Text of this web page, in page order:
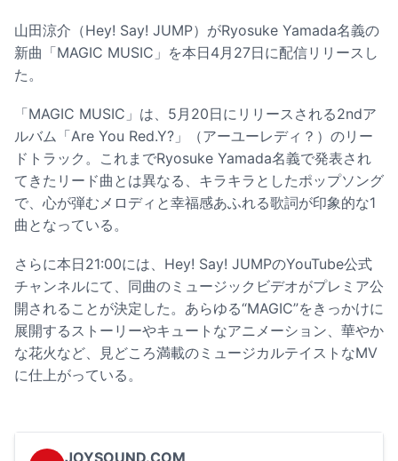
山田涼介（Hey! Say! JUMP）がRyosuke Yamada名義の
新曲「MAGIC MUSIC」を本日4月27日に配信リリースし
た。
「MAGIC MUSIC」は、5月20日にリリースされる2ndア
ルバム「Are You Red.Y?」（アーユーレディ？）のリー
ドトラック。これまでRyosuke Yamada名義で発表され
てきたリード曲とは異なる、キラキラとしたポップソング
で、心が弾むメロディと幸福感あふれる歌詞が印象的な1
曲となっている。
さらに本日21:00には、Hey! Say! JUMPのYouTube公式
チャンネルにて、同曲のミュージックビデオがプレミア公
開されることが決定した。あらゆる“MAGIC”をきっかけに
展開するストーリーやキュートなアニメーション、華やか
な花火など、見どころ満載のミュージカルテイストなMV
に仕上がっている。